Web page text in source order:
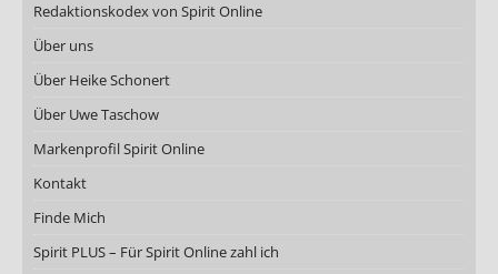
Redaktionskodex von Spirit Online
Über uns
Über Heike Schonert
Über Uwe Taschow
Markenprofil Spirit Online
Kontakt
Finde Mich
Spirit PLUS – Für Spirit Online zahl ich